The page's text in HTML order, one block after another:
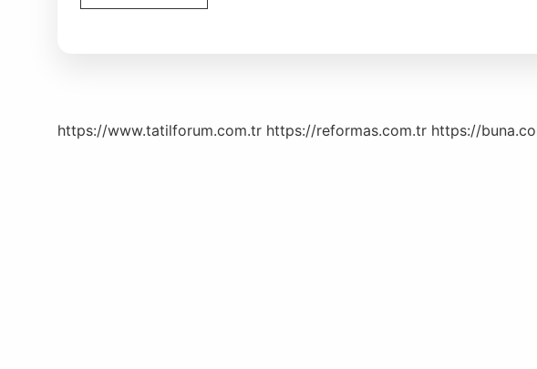
Hangi
https://www.tatilforum.com.tr https://reformas.com.tr https://